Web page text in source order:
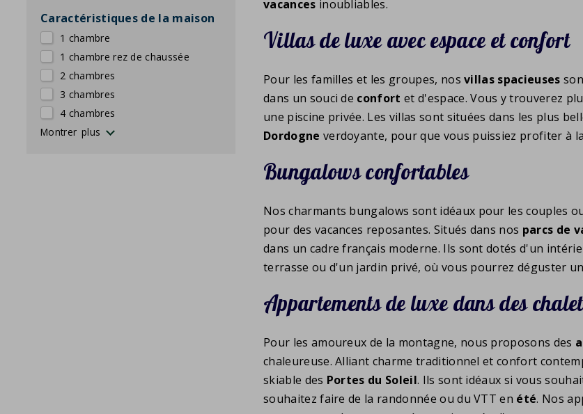
Caractéristiques de la maison
1 chambre
1 chambre rez de chaussée
2 chambres
3 chambres
4 chambres
2ème salle de bain
Bain
2ème toilette
Détaché
Rez de chaussée
vue vallée
Air conditionné
Piscine privée
Piscine privée chauffée
Jacuzzi privé
Sauna privé
Lave-vaisselle
Magnetron
Lave-linge
Sèche-linge
Planche à repasser
Barbecue
Chiens autorisés
maison sans animaux
Adapté aux fauteuils roulants
Jour de changement vendrediJour de changement samedi d'été
Montrer
vacances inoubliables.
Villas de luxe avec espace et confort
Pour les familles et les groupes, nosvillas spacieuses
dans un souci de confort et d'espace. Vous y trouverez
une piscine privée. Les villas sont situées dans les plus
Dordogne verdoyante, pour que vous puissiez profiter à
Bungalows confortables
Nos charmants bungalows sont idéaux pour les couples
pour des vacances reposantes. Situés dans nos parcs de
dans un cadre français moderne. Ils sont dotés d'un
terrasse ou d'un jardin privé, où vous pourrez déguster
Appartements de luxe dans des
Pour les amoureux de la montagne, nous proposons des
chaleureuse. Alliant charme traditionnel et confort
skiable des Portes du Soleil. Ils sont idéaux si vous
souhaitez faire de la randonnée ou du VTT en été. Nos